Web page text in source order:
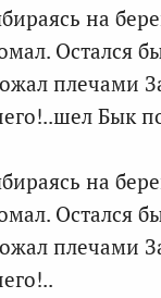
на
Остался
плечами
Бык
на
Остался
плечами